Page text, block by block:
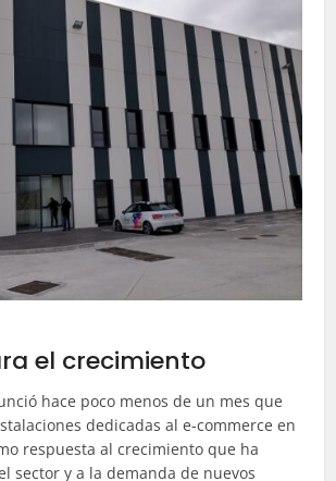
el crecimiento
hace poco menos de un mes que
dedicadas al e-commerce en
respuesta al crecimiento que ha
sector y a la demanda de nuevos